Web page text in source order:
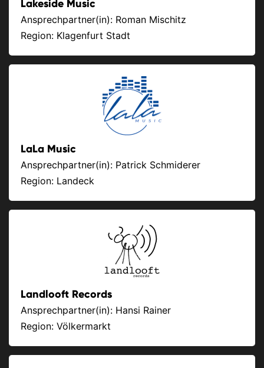
Lakeside Music
Ansprechpartner(in): Roman Mischitz
Region: Klagenfurt Stadt
LaLa Music
Ansprechpartner(in): Patrick Schmiderer
Region: Landeck
Landlooft Records
Ansprechpartner(in): Hansi Rainer
Region: Völkermarkt